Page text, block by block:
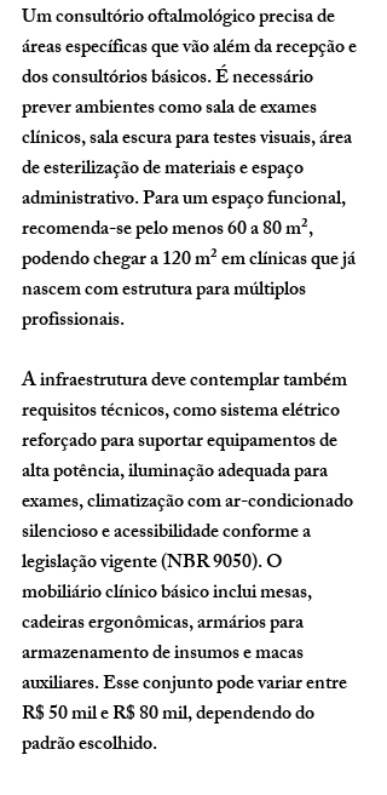
Um consultório oftalmológico precisa de
áreas específicas que vão além da recepção e
dos consultórios básicos. É necessário
prever ambientes como sala de exames
clínicos, sala escura para testes visuais, área
de esterilização de materiais e espaço
administrativo. Para um espaço funcional,
recomenda-se pelo menos 60 a 80 m²,
podendo chegar a 120 m² em clínicas que já
nascem com estrutura para múltiplos
profissionais.
A infraestrutura deve contemplar também
requisitos técnicos, como sistema elétrico
reforçado para suportar equipamentos de
alta potência, iluminação adequada para
exames, climatização com ar-condicionado
silencioso e acessibilidade conforme a
legislação vigente (NBR 9050). O
mobiliário clínico básico inclui mesas,
cadeiras ergonômicas, armários para
armazenamento de insumos e macas
auxiliares. Esse conjunto pode variar entre
R$ 50 mil e R$ 80 mil, dependendo do
padrão escolhido.